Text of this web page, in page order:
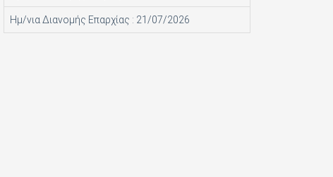
Ημ/νια Διανομής Επαρχίας : 21/07/2026